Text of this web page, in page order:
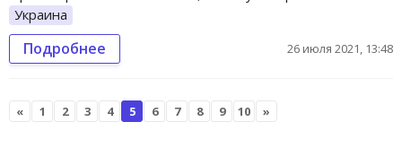
Украина
Подробнее 26 июля 2021, 13:48
« 1 2 3 4 5 6 7 8 9 10 »